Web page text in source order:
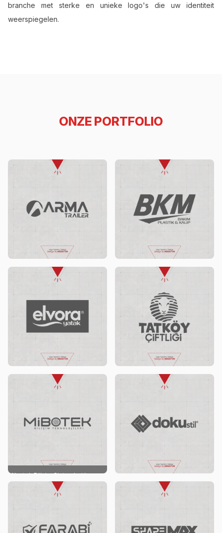
branche met sterke en unieke logo's die uw identiteit
weerspiegelen.
ONZE PORTFOLIO
Akıncı Konutları BKM Bakım Plastik Logo Tasarımı
Elvora Yatak Logo Tasarımı Tatköy Çiftliği Logo Tasarımı
Mibotek Bilişim Sistemleri Logo
Tasarımı
Doku Stil Logo Tasarımı